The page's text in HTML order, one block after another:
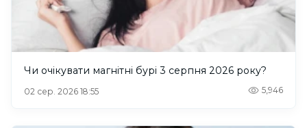
Чи очікувати магнітні бурі 3 серпня 2026 року?
02 сер. 2026 18:55 5,946